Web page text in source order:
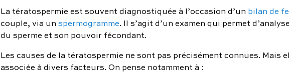
La tératospermie est souvent diagnostiquée à l’occasion d’un bilan de
couple, via un spermogramme. Il s’agit d’un examen qui permet
du sperme et son pouvoir fécondant.
Les causes de la tératospermie ne sont pas précisément connues. Mais
associée à divers facteurs. On pense notamment à :